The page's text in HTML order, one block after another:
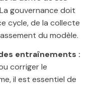
gouvernance doit
cycle, de la collecte
du modèle.
entraînements :
corriger le
il est essentiel de